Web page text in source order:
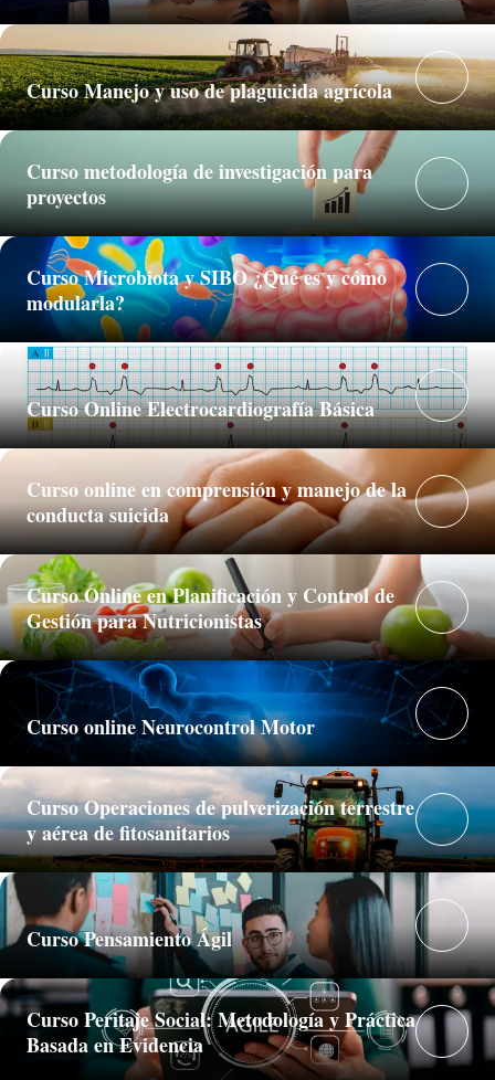
Curso Manejo y uso de plaguicida agrícola
Curso metodología de investigación para
proyectos
Curso Microbiota y SIBO ¿Qué es y cómo
modularla?
Curso Online Electrocardiografía Básica
Curso online en comprensión y manejo de la
conducta suicida
Curso Online en Planificación y Control de
Gestión para Nutricionistas
Curso online Neurocontrol Motor
Curso Operaciones de pulverización terrestre
y aérea de fitosanitarios
Curso Pensamiento Ágil
Curso Peritaje Social: Metodología y Práctica
Basada en Evidencia